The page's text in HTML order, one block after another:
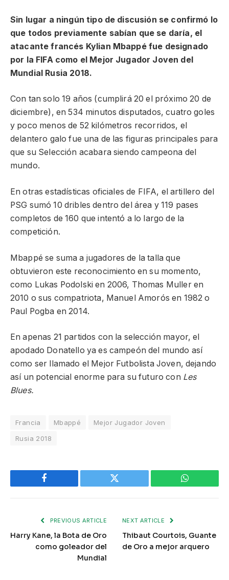
Sin lugar a ningún tipo de discusión se confirmó lo
que todos previamente sabían que se daría, el
atacante francés Kylian Mbappé fue designado
por la FIFA como el Mejor Jugador Joven del
Mundial Rusia 2018.
Con tan solo 19 años (cumplirá 20 el próximo 20 de
diciembre), en 534 minutos disputados, cuatro goles
y poco menos de 52 kilómetros recorridos, el
delantero galo fue una de las figuras principales para
que su Selección acabara siendo campeona del
mundo.
En otras estadísticas oficiales de FIFA, el artillero del
PSG sumó 10 dribles dentro del área y 119 pases
completos de 160 que intentó a lo largo de la
competición.
Mbappé se suma a jugadores de la talla que
obtuvieron este reconocimiento en su momento,
como Lukas Podolski en 2006, Thomas Muller en
2010 o sus compatriota, Manuel Amorós en 1982 o
Paul Pogba en 2014.
En apenas 21 partidos con la selección mayor, el
apodado Donatello ya es campeón del mundo así
como ser llamado el Mejor Futbolista Joven, dejando
así un potencial enorme para su futuro con Les
Blues.
Francia Mbappé
Mejor Jugador Joven
Rusia 2018
Facebook Twitter WhatsApp
PREVIOUS ARTICLE
Harry Kane, la Bota de Oro
como goleador del
Mundial
NEXT ARTICLE
Thibaut Courtois, Guante
de Oro a mejor arquero